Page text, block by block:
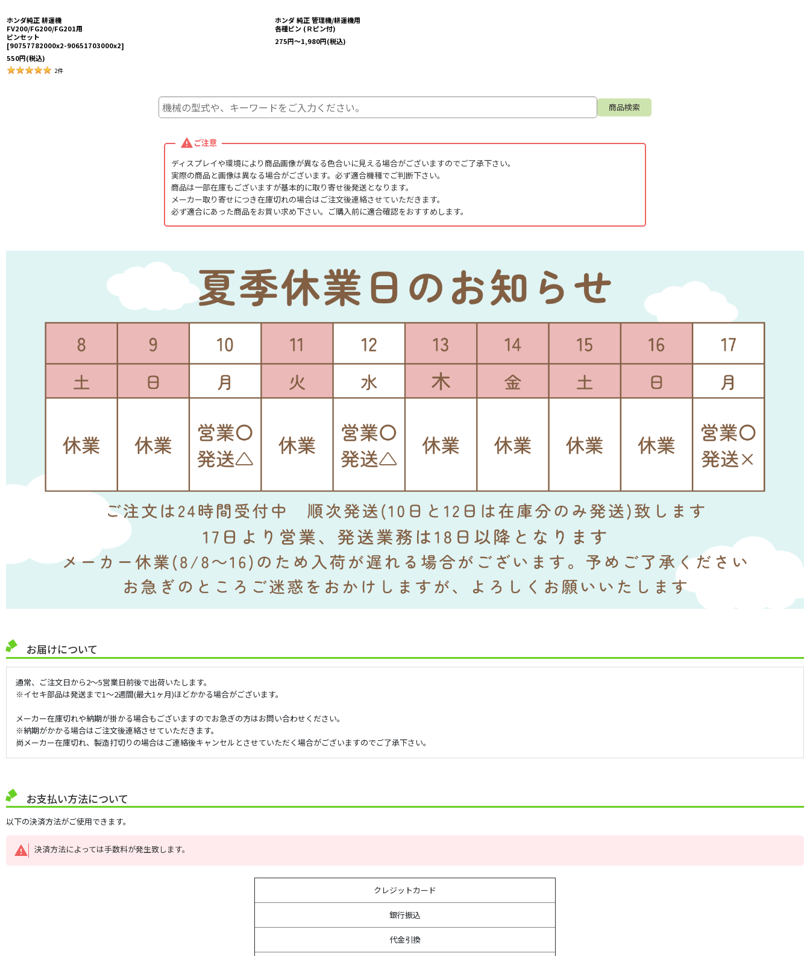
ホンダ純正 耕運機
FV200/FG200/FG201用
ピンセット
[90757782000x2-90651703000x2]
550円(税込)
2件
ホンダ 純正 管理機/耕運機用
各種ピン (Ｒピン付)
275円～1,980円(税込)
ご注意
ディスプレイや環境により商品画像が異なる色合いに見える場合がございますのでご了承下さい。
実際の商品と画像は異なる場合がございます。必ず適合機種でご判断下さい。
商品は一部在庫もございますが基本的に取り寄せ後発送となります。
メーカー取り寄せにつき在庫切れの場合はご注文後連絡させていただきます。
必ず適合にあった商品をお買い求め下さい。ご購入前に適合確認をおすすめします。
お届けについて
通常、ご注文日から2～5営業日前後で出荷いたします。
※イセキ部品は発送まで1～2週間(最大1ヶ月)ほどかかる場合がございます。
メーカー在庫切れや納期が掛かる場合もございますのでお急ぎの方はお問い合わせください。
※納期がかかる場合はご注文後連絡させていただきます。
尚メーカー在庫切れ、製造打切りの場合はご連絡後キャンセルとさせていただく場合がございますのでご了承下さい。
お支払い方法について
以下の決済方法がご使用できます。
決済方法によっては手数料が発生致します。
クレジットカード
銀行振込
代金引換